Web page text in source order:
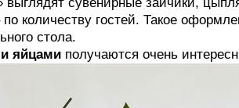
количеству гостей. Такое
стола.
яйцами получаются очень